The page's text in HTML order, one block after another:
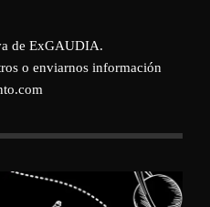
de ExGAUDIA.
o enviarnos información